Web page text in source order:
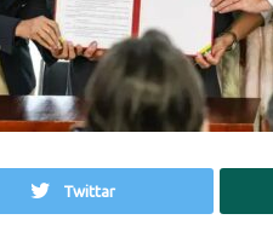
Twittar